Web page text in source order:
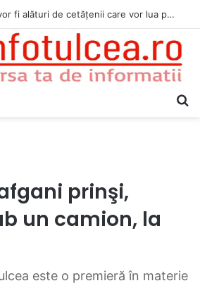
Jandarmii tulceni vor fi alături de cetățenii care vor lua parte la Festivalul Folk Țestos
prinşi,
un camion, la
este o premieră în materie